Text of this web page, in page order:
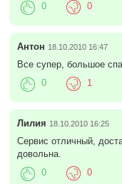
0 0
Антон 18.10.2010 16:47
Все супер, большое
0 1
Лилия 18.10.2010 16:25
Сервис отличный,
довольна.
0 0